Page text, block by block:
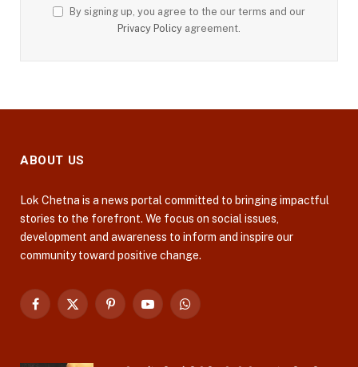
By signing up, you agree to the our terms and our
Privacy Policy agreement.
ABOUT US
Lok Chetna is a news portal committed to bringing impactful
stories to the forefront. We focus on social issues,
development and awareness to inform and inspire our
community toward positive change.
Facebook
X
PinterestYouTubeWhatsApp